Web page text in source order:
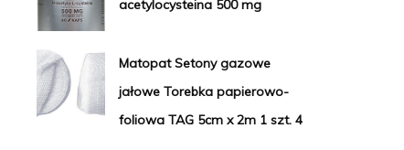
acetylocysteina 500 mg
Matopat Setony gazowe
jałowe Torebka papierowo-
foliowa TAG 5cm x 2m 1 szt. 4